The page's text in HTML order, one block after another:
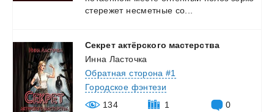
стережет несметные со...
Секрет актёрского мастерства
Инна Ласточка
Обратная сторона #1
Городское фэнтези
134
1
0